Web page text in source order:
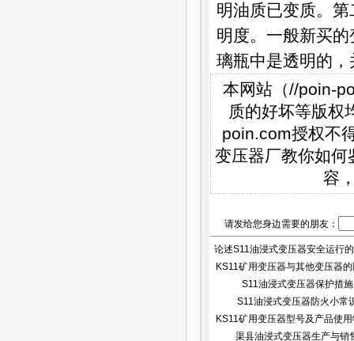
明油质已变质。
明度。一般新买
璃瓶中是透明的
本网站（//poin-
质的好坏等版权
poin.com授权不
变压器厂教你如何
容
请发给您身边需要的朋友：
论述S11油浸式变压器安全运行
KS11矿用变压器与其他变压器
S11油浸式变压器保护措施
S11油浸式变压器防火小常
KS11矿用变压器型号及产品使
渠县油浸式变压器生产与销